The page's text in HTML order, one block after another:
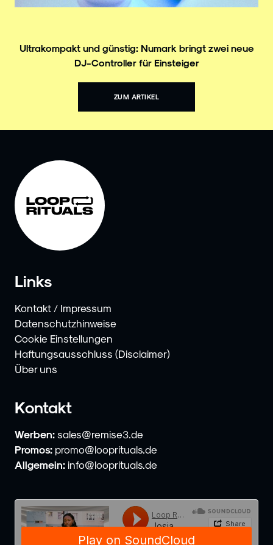
Ultrakompakt und günstig: Numark bringt zwei neue
DJ-Controller für Einsteiger
ZUM ARTIKEL
Links
Kontakt / Impressum
Datenschutzhinweise
Cookie Einstellungen
Haftungsausschluss (Disclaimer)
Über uns
Kontakt
Werben: sales@remise3.de
Promos: promo@looprituals.de
Allgemein: info@looprituals.de